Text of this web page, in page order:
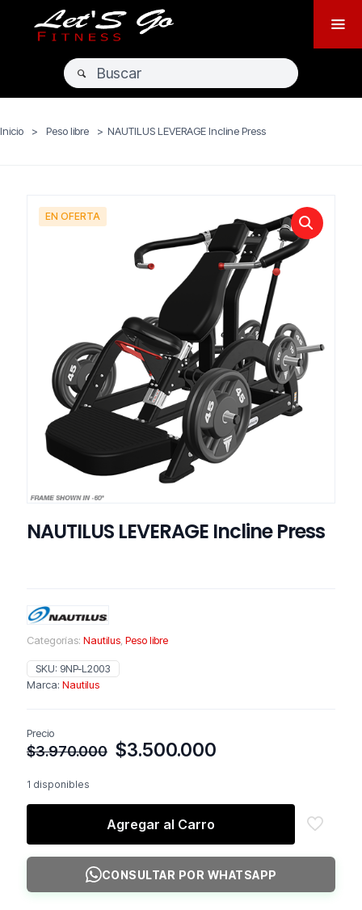
Inicio > Peso libre > NAUTILUS LEVERAGE Incline Press
EN OFERTA
NAUTILUS LEVERAGE Incline Press
Categorías: Nautilus, Peso libre
SKU: 9NP-L2003
Marca: Nautilus
Precio
$3.970.000 El
era:
$3.970.000.
$3.500.000
es:
$3.500.000.
1 disponibles
Agregar al Carro
CONSULTAR POR WHATSAPP